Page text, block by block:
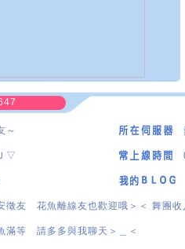
～
▽
徵友 花魚離線友也歡迎哦＞＜ 舞團收
滿等 請多多與我聊天＞＿＜